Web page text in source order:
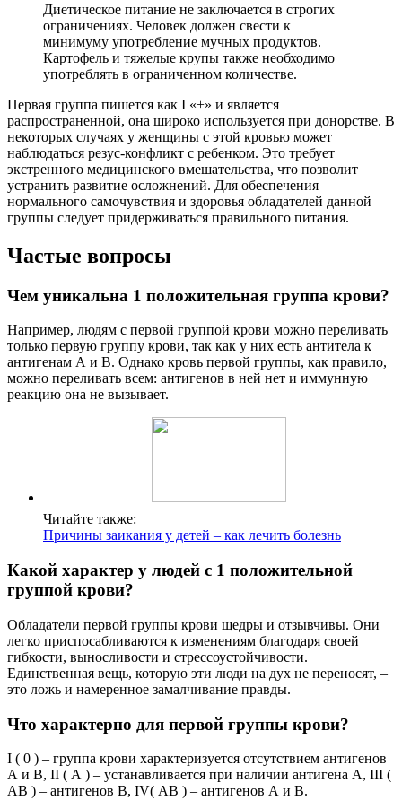
Диетическое питание не заключается в строгих
ограничениях. Человек должен свести к
минимуму употребление мучных продуктов.
Картофель и тяжелые крупы также необходимо
употреблять в ограниченном количестве.
Первая группа пишется как I «+» и является
распространенной, она широко используется при донорстве. В
некоторых случаях у женщины с этой кровью может
наблюдаться резус-конфликт с ребенком. Это требует
экстренного медицинского вмешательства, что позволит
устранить развитие осложнений. Для обеспечения
нормального самочувствия и здоровья обладателей данной
группы следует придерживаться правильного питания.
Частые вопросы
Чем уникальна 1 положительная группа крови?
Например, людям с первой группой крови можно переливать
только первую группу крови, так как у них есть антитела к
антигенам А и В. Однако кровь первой группы, как правило,
можно переливать всем: антигенов в ней нет и иммунную
реакцию она не вызывает.
Читайте также:
Причины заикания у детей – как лечить болезнь
Какой характер у людей с 1 положительной
группой крови?
Обладатели первой группы крови щедры и отзывчивы. Они
легко приспосабливаются к изменениям благодаря своей
гибкости, выносливости и стрессоустойчивости.
Единственная вещь, которую эти люди на дух не переносят, –
это ложь и намеренное замалчивание правды.
Что характерно для первой группы крови?
I ( 0 ) – группа крови характеризуется отсутствием антигенов
А и В, II ( А ) – устанавливается при наличии антигена А, III (
АВ ) – антигенов В, IV( АВ ) – антигенов А и В.